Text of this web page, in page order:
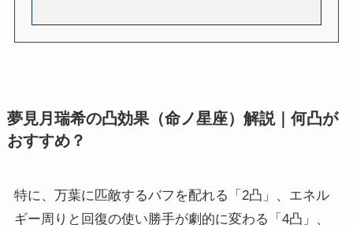
夢見月瑞希の凸効果（命ノ星座）解説｜何凸が
おすすめ？
特に、万葉に匹敵するバフを配れる「2凸」、エネル
ギー周りと回復の使い勝手が劇的に変わる「4凸」、